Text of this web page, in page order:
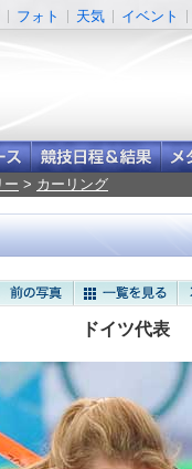
フォト 天気 イベント
ー > カーリング
ドイツ代表